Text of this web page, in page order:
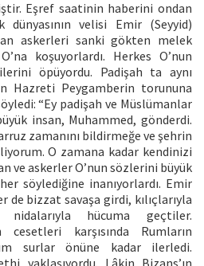
Eşref saatinin haberini ondan
dünyasının velisi Emir (Seyyid)
askerleri sanki gökten melek
koşuyorlardı. Herkes O’nun
öpüyordu. Padişah ta aynı
Hazreti Peygamberin torununa
“Ey padişah ve Müslümanlar
insan, Muhammed, gönderdi.
zamanını bildirmeğe ve şehrin
O zamana kadar kendinizi
ve askerler O’nun sözlerini büyük
söylediğine inanıyorlardı. Emir
de bizzat savaşa girdi, kılıçlarıyla
hücuma geçtiler.
cesetleri karşısında Rumların
surlar önüne kadar ilerledi.
yaklaşıyordu. Lâkin Bizans’ın